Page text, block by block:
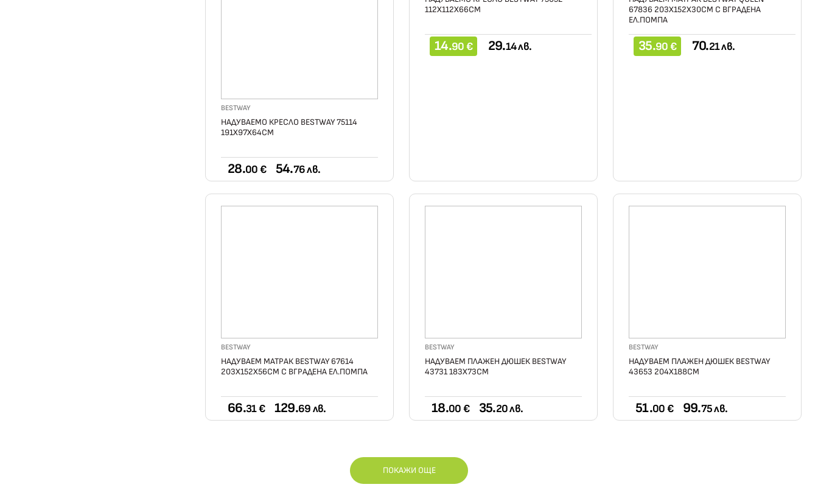
BESTWAY
НАДУВАЕМО КРЕСЛО BESTWAY 75114
191Х97Х64СМ
28.00 € 54.76 лв.
112Х112Х66СМ
14.90 € 29.14 лв.
67836 203Х152Х30СМ С ВГРАДЕНА
ЕЛ.ПОМПА
35.90 € 70.21 лв.
BESTWAY
НАДУВАЕМ МАТРАК BESTWAY 67614
203Х152Х56СМ С ВГРАДЕНА ЕЛ.ПОМПА
66.31 € 129.69 лв.
BESTWAY
НАДУВАЕМ ПЛАЖЕН ДЮШЕК BESTWAY
43731 183Х73СМ
18.00 € 35.20 лв.
BESTWAY
НАДУВАЕМ ПЛАЖЕН ДЮШЕК BESTWAY
43653 204Х188СМ
51.00 € 99.75 лв.
ПОКАЖИ ОЩЕ